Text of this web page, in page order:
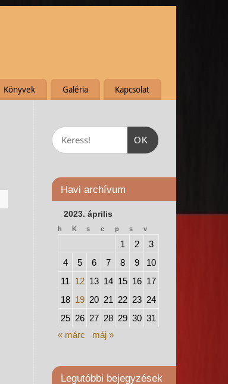
Könyvek Galéria Kapcsolat
OK
Havi archívum
2023. április
h K s c p s v
1 2
3
4
5 6 7 8 9
10
11
12 13 14 15 16 17
18 19 20 21 22 23 24
25 26 27 28 29 30 31
« márc
máj »
Legutóbbi bejegyzések